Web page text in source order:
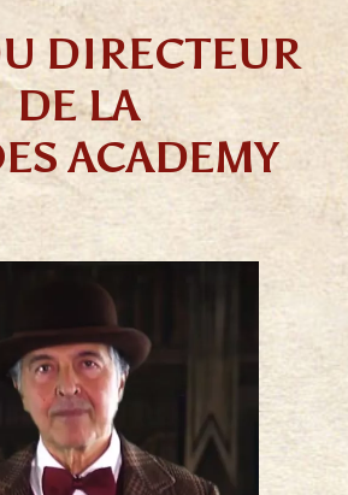
DIRECTEUR
DE LA
ACADEMY